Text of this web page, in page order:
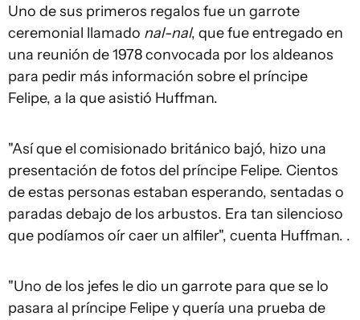
Uno de sus primeros regalos fue un garrote
ceremonial llamado nal-nal, que fue entregado en
una reunión de 1978 convocada por los aldeanos
para pedir más información sobre el príncipe
Felipe, a la que asistió Huffman.
"Así que el comisionado británico bajó, hizo una
presentación de fotos del príncipe Felipe. Cientos
de estas personas estaban esperando, sentadas o
paradas debajo de los arbustos. Era tan silencioso
que podíamos oír caer un alfiler", cuenta Huffman. .
"Uno de los jefes le dio un garrote para que se lo
pasara al príncipe Felipe y quería una prueba de